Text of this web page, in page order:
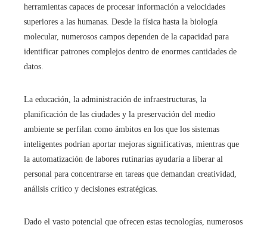
herramientas capaces de procesar información a velocidades
superiores a las humanas. Desde la física hasta la biología
molecular, numerosos campos dependen de la capacidad para
identificar patrones complejos dentro de enormes cantidades de
datos.
La educación, la administración de infraestructuras, la
planificación de las ciudades y la preservación del medio
ambiente se perfilan como ámbitos en los que los sistemas
inteligentes podrían aportar mejoras significativas, mientras que
la automatización de labores rutinarias ayudaría a liberar al
personal para concentrarse en tareas que demandan creatividad,
análisis crítico y decisiones estratégicas.
Dado el vasto potencial que ofrecen estas tecnologías, numerosos